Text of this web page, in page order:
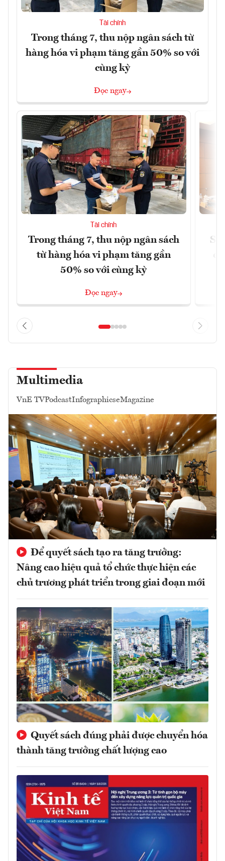
Tài chính
Trong tháng 7, thu nộp ngân sách từ
hàng hóa vi phạm tăng gần 50% so với
cùng kỳ
Đọc ngay
Tài chính
Trong tháng 7, thu nộp ngân sách
từ hàng hóa vi phạm tăng gần
50% so với cùng kỳ
Đọc ngay
Multimedia
VnE TVPodcastInfographicseMagazine
Để quyết sách tạo ra tăng trưởng:
Nâng cao hiệu quả tổ chức thực hiện các
chủ trương phát triển trong giai đoạn mới
Quyết sách đúng phải được chuyển hóa
thành tăng trưởng chất lượng cao